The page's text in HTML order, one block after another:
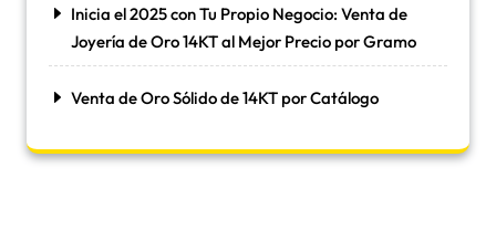
Inicia el 2025 con Tu Propio Negocio: Venta de
Joyería de Oro 14KT al Mejor Precio por Gramo
Venta de Oro Sólido de 14KT por Catálogo